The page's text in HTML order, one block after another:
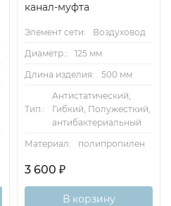
канал-муфта
Элемент сети:
Воздуховод
Диаметр.:
125 мм
Длина изделия:
500 мм
Тип.:
Антистатический,
Гибкий, Полужесткий,
антибактериальный
Материал:
полипропилен
3 600 ₽
В корзину